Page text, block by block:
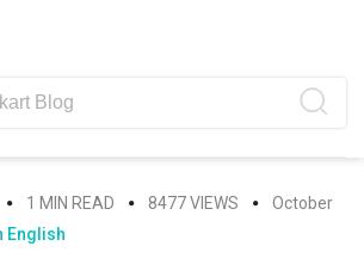
1 MIN READ 8477 VIEWS
October
English